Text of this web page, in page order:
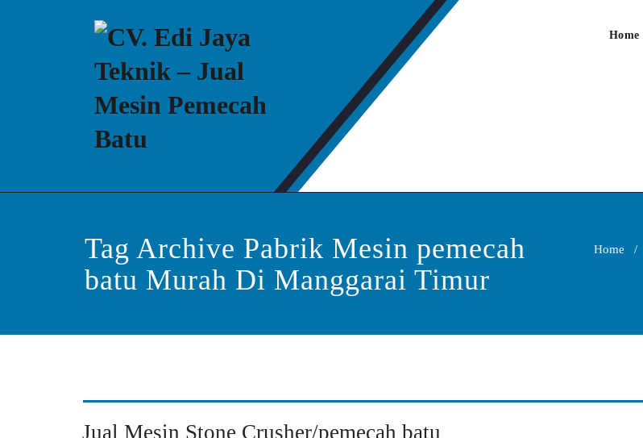
CV. Edi Jaya Teknik – Jual Mesin Pemecah Batu
Mesin Pemecah Batu Murah Berkualitas!
Home
Tag Archive Pabrik Mesin pemecah
batu Murah Di Manggarai Timur
Home /
Jual Mesin Stone Crusher/pemecah batu